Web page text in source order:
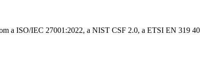
a ISO/IEC 27001:2022, a NIST CSF 2.0, a ETSI EN 319